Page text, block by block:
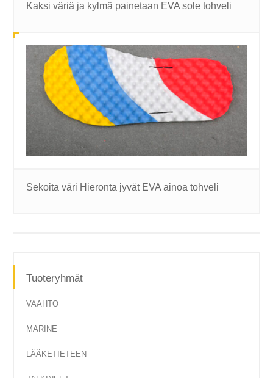
Kaksi väriä ja kylmä painetaan EVA sole tohveli
Sekoita väri Hieronta jyvät EVA ainoa tohveli
Tuoteryhmät
VAAHTO
MARINE
LÄÄKETIETEEN